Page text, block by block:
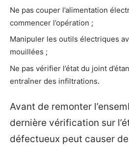
Ne pas couper l’alimentation
commencer l’opération ;
Manipuler les outils électriques
mouillées ;
Ne pas vérifier l’état du joint
entraîner des infiltrations.
Avant de remonter
dernière vérification sur
défectueux peut causer